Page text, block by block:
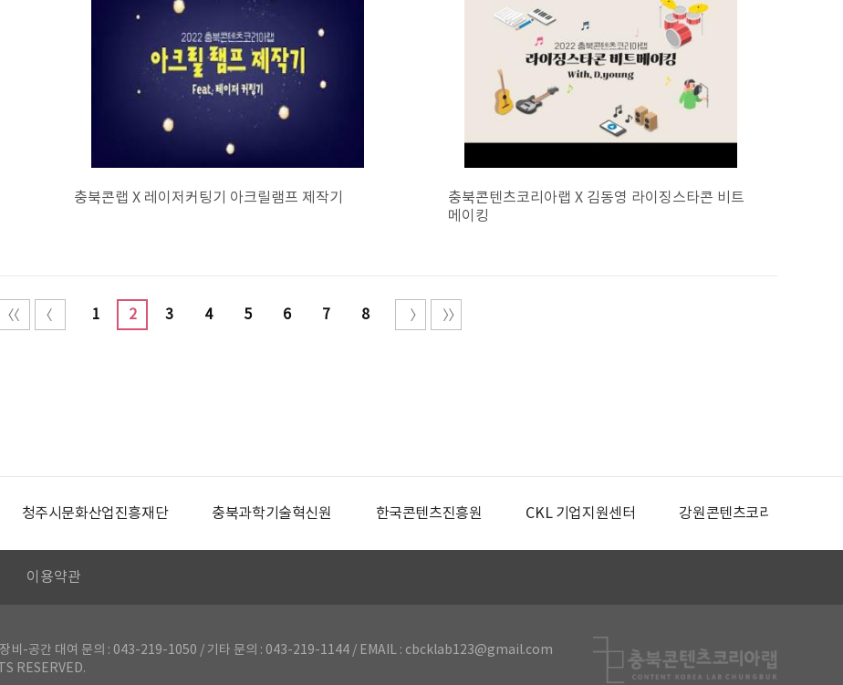
충북콘랩 X 레이저커팅기 아크릴램프 제작기
충북콘텐츠코리아랩 X 김동영 라이징스타콘 비트
메이킹
1 2 3 4 5 6 7 8
청주시문화산업진흥재단 충북과학기술혁신원 한국콘텐츠진흥원 CKL 기업지원센터 강원콘텐츠코리아랩
이용약관
장비-공간 대여 문의 : 043-219-1050 / 기타 문의 : 043-219-1144 / EMAIL : cbcklab123@gmail.com
RESERVED.